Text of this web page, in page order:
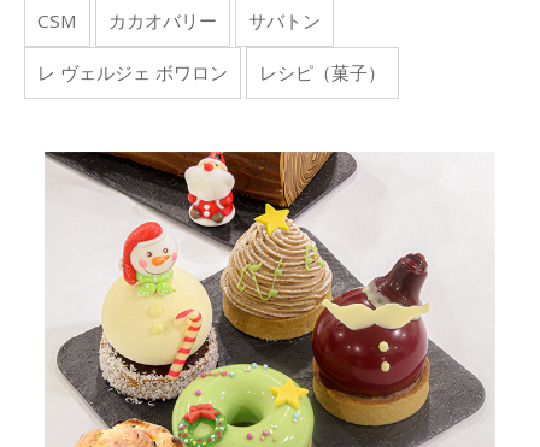
CSM カカオバリー サバトン
レ ヴェルジェ ボワロン レシピ（菓子）